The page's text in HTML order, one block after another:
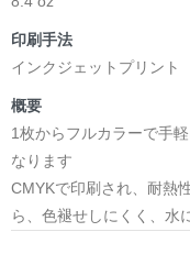
印刷手法
インクジェットプリント
概要
1枚からフルカラーで手
なります
CMYKで印刷され、耐熱
ら、色褪せしにくく、水